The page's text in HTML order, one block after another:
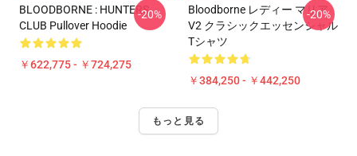
BLOODBORNE : HUNTERS
CLUB Pullover Hoodie
￥622,775 - ￥724,275
-20%
Bloodborne レディー マリア
V2 クラシックエッセンシャル
Tシャツ
￥384,250 - ￥442,250
-20%
もっと見る